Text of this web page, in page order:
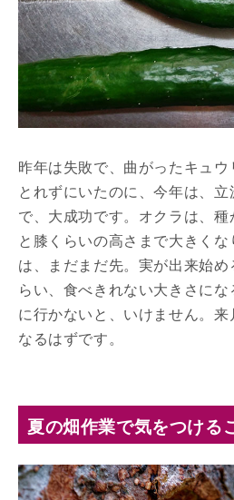
昨年は失敗で、曲がったキュウ
とれずにいたのに、今年は、
で、大成功です。オクラは、種
と膝くらいの高さまで大きく
は、まだまだ先。実が出来始め
らい、食べきれない大きさに
に行かないと、いけません。来
なるはずです。
夏の畑作業で気をつける